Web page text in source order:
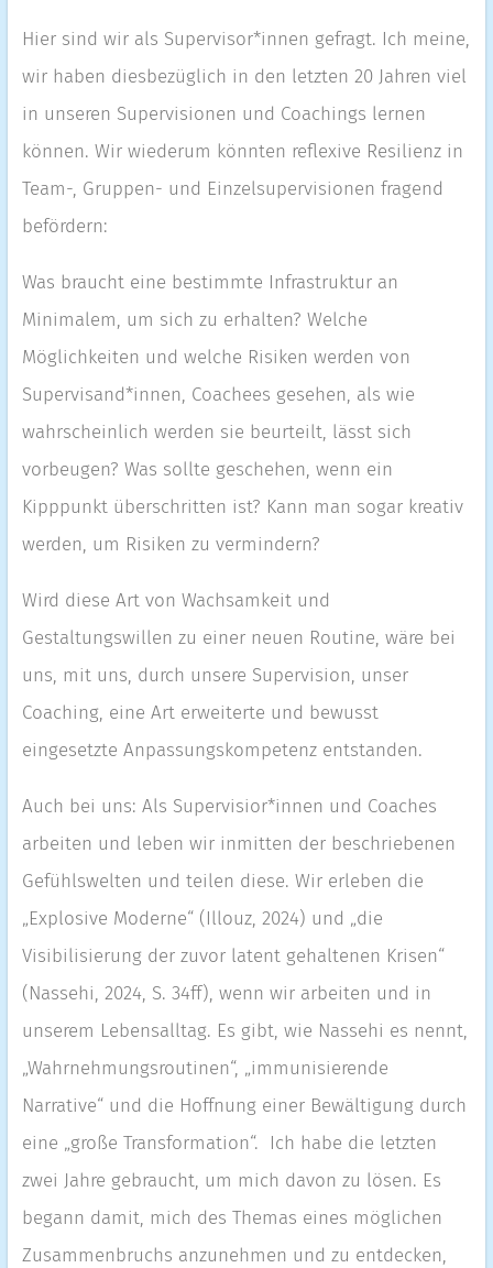
Hier sind wir als Supervisor*innen gefragt. Ich meine,
wir haben diesbezüglich in den letzten 20 Jahren viel
in unseren Supervisionen und Coachings lernen
können. Wir wiederum könnten reflexive Resilienz in
Team-, Gruppen- und Einzelsupervisionen fragend
befördern:
Was braucht eine bestimmte Infrastruktur an
Minimalem, um sich zu erhalten? Welche
Möglichkeiten und welche Risiken werden von
Supervisand*innen, Coachees gesehen, als wie
wahrscheinlich werden sie beurteilt, lässt sich
vorbeugen? Was sollte geschehen, wenn ein
Kipppunkt überschritten ist? Kann man sogar kreativ
werden, um Risiken zu vermindern?
Wird diese Art von Wachsamkeit und
Gestaltungswillen zu einer neuen Routine, wäre bei
uns, mit uns, durch unsere Supervision, unser
Coaching, eine Art erweiterte und bewusst
eingesetzte Anpassungskompetenz entstanden.
Auch bei uns: Als Supervisior*innen und Coaches
arbeiten und leben wir inmitten der beschriebenen
Gefühlswelten und teilen diese. Wir erleben die
„Explosive Moderne“ (Illouz, 2024) und „die
Visibilisierung der zuvor latent gehaltenen Krisen“
(Nassehi, 2024, S. 34ff), wenn wir arbeiten und in
unserem Lebensalltag. Es gibt, wie Nassehi es nennt,
„Wahrnehmungsroutinen“, „immunisierende
Narrative“ und die Hoffnung einer Bewältigung durch
eine „große Transformation“. Ich habe die letzten
zwei Jahre gebraucht, um mich davon zu lösen. Es
begann damit, mich des Themas eines möglichen
Zusammenbruchs anzunehmen und zu entdecken,